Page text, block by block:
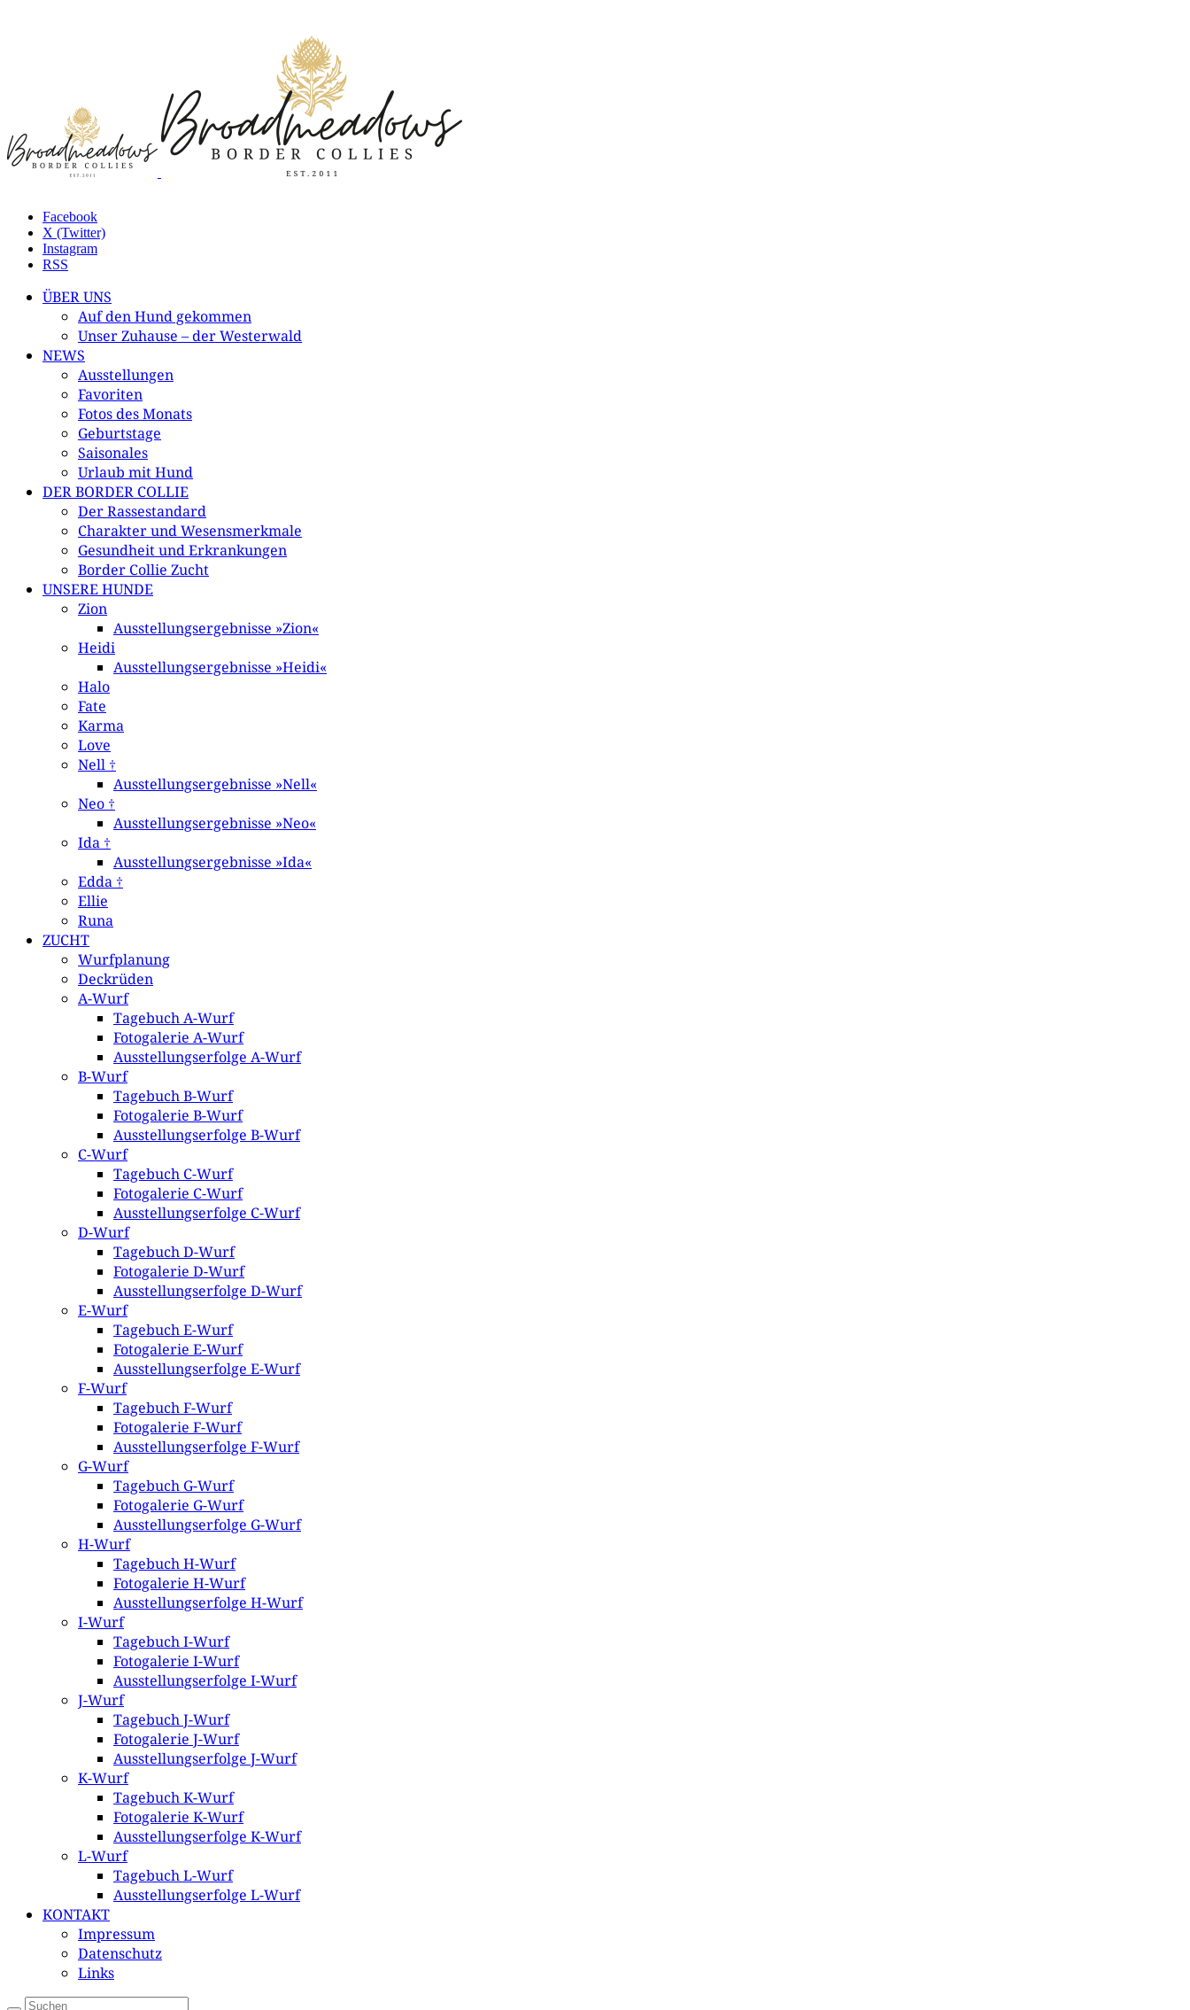
Facebook
X (Twitter)
Instagram
RSS
ÜBER UNS
Auf den Hund gekommen
Unser Zuhause – der Westerwald
NEWS
Ausstellungen
Favoriten
Fotos des Monats
Geburtstage
Saisonales
Urlaub mit Hund
DER BORDER COLLIE
Der Rassestandard
Charakter und Wesensmerkmale
Gesundheit und Erkrankungen
Border Collie Zucht
UNSERE HUNDE
Zion
Ausstellungsergebnisse »Zion«
Heidi
Ausstellungsergebnisse »Heidi«
Halo
Fate
Karma
Love
Nell †
Ausstellungsergebnisse »Nell«
Neo †
Ausstellungsergebnisse »Neo«
Ida †
Ausstellungsergebnisse »Ida«
Edda †
Ellie
Runa
ZUCHT
Wurfplanung
Deckrüden
A-Wurf
Tagebuch A-Wurf
Fotogalerie A-Wurf
Ausstellungserfolge A-Wurf
B-Wurf
Tagebuch B-Wurf
Fotogalerie B-Wurf
Ausstellungserfolge B-Wurf
C-Wurf
Tagebuch C-Wurf
Fotogalerie C-Wurf
Ausstellungserfolge C-Wurf
D-Wurf
Tagebuch D-Wurf
Fotogalerie D-Wurf
Ausstellungserfolge D-Wurf
E-Wurf
Tagebuch E-Wurf
Fotogalerie E-Wurf
Ausstellungserfolge E-Wurf
F-Wurf
Tagebuch F-Wurf
Fotogalerie F-Wurf
Ausstellungserfolge F-Wurf
G-Wurf
Tagebuch G-Wurf
Fotogalerie G-Wurf
Ausstellungserfolge G-Wurf
H-Wurf
Tagebuch H-Wurf
Fotogalerie H-Wurf
Ausstellungserfolge H-Wurf
I-Wurf
Tagebuch I-Wurf
Fotogalerie I-Wurf
Ausstellungserfolge I-Wurf
J-Wurf
Tagebuch J-Wurf
Fotogalerie J-Wurf
Ausstellungserfolge J-Wurf
K-Wurf
Tagebuch K-Wurf
Fotogalerie K-Wurf
Ausstellungserfolge K-Wurf
L-Wurf
Tagebuch L-Wurf
Ausstellungserfolge L-Wurf
KONTAKT
Impressum
Datenschutz
Links